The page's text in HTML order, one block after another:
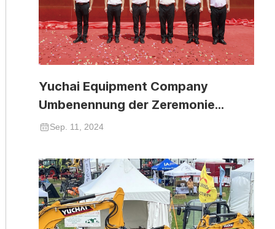
Yuchai Equipment Company
Umbenennung der Zeremonie
erfolgreich abgehalten
Sep. 11, 2024